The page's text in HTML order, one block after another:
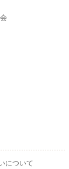
について